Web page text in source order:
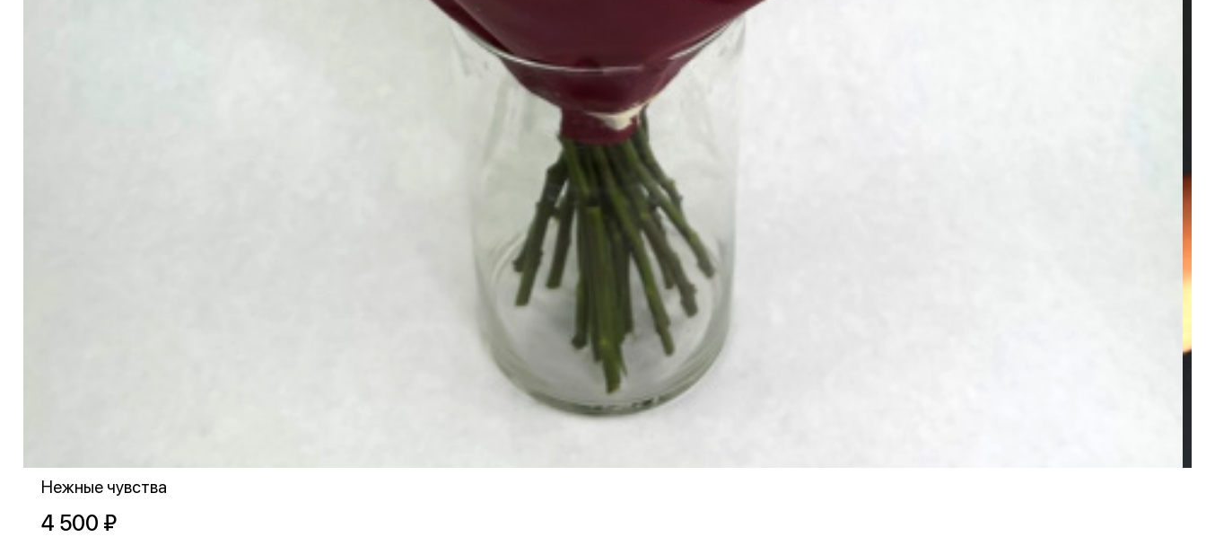
Нежные чувства
4 500 ₽